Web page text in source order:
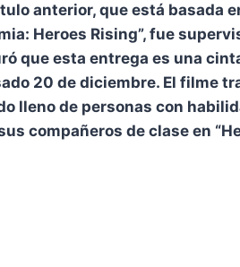
anterior, que está basada
Heroes Rising”, fue
que esta entrega es una
20 de diciembre. El filme
lleno de personas con
compañeros de clase en